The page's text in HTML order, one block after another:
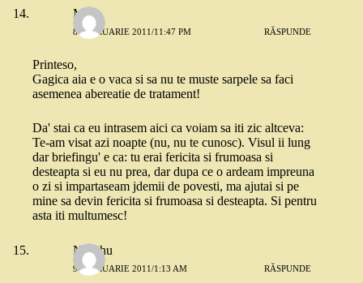
Mira
8 FEBRUARIE 2011/11:47 PM RĂSPUNDE
Printeso,
Gagica aia e o vaca si sa nu te muste sarpele sa faci
asemenea abereatie de tratament!
Da' stai ca eu intrasem aici ca voiam sa iti zic altceva:
Te-am visat azi noapte (nu, nu te cunosc). Visul ii lung
dar briefingu' e ca: tu erai fericita si frumoasa si
desteapta si eu nu prea, dar dupa ce o ardeam impreuna
o zi si impartaseam jdemii de povesti, ma ajutai si pe
mine sa devin fericita si frumoasa si desteapta. Si pentru
asta iti multumesc!
Nuschu
9 FEBRUARIE 2011/1:13 AM RĂSPUNDE